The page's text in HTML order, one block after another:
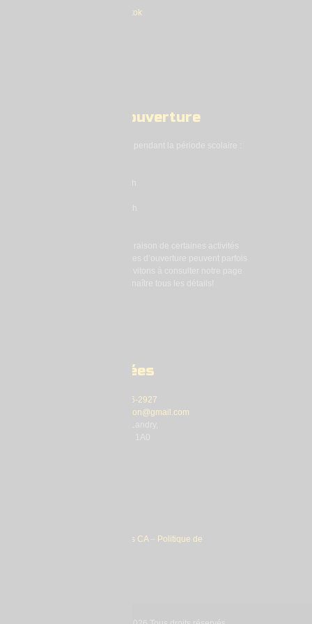
Heures d’ouverture
Heures d’ouverture pendant la période scolaire :
Prendre note qu’en raison de certaines activités
spéciales, nos heures d’ouverture peuvent parfois
varier. Nous vous invitons à consulter notre page
Facebook pour connaître tous les détails!
Coordonnées
450 546-2927
Infomdjacton@gmail.com
Acton Vale, Qc, J0H 1A0
Politique de cookies CA–
Politique de